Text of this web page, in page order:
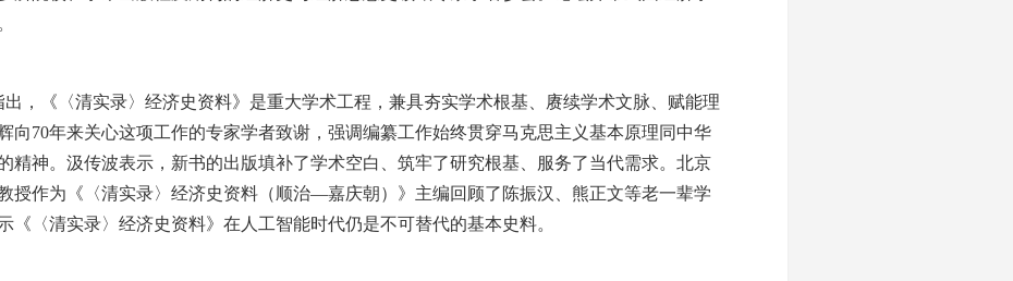
，《〈清实录〉经济史资料》是重大学术工程，兼具夯实学术根基、赓续学术文脉、赋能理
向70年来关心这项工作的专家学者致谢，强调编纂工作始终贯穿马克思主义基本原理同中华
精神。汲传波表示，新书的出版填补了学术空白、筑牢了研究根基、服务了当代需求。北京
授作为《〈清实录〉经济史资料（顺治—嘉庆朝）》主编回顾了陈振汉、熊正文等老一辈学
《〈清实录〉经济史资料》在人工智能时代仍是不可替代的基本史料。